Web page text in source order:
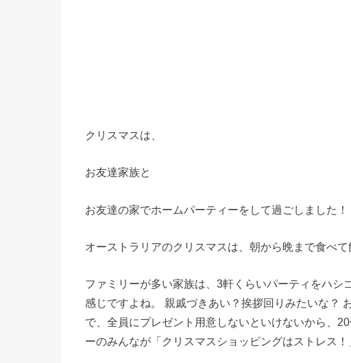
クリスマスは、
お友達家族と
お友達の家でホームパーティーをして過ごしました！
オーストラリアのクリスマスは、朝から晩まで食べ
ファミリーが多い家族は、3軒くらいパーティをハシ
感じですよね。 親戚づきあい？挨拶回りみたいな？
で、全員にプレゼント用意しないといけないから、
ーのみんなが「クリスマスショッピングはストレス